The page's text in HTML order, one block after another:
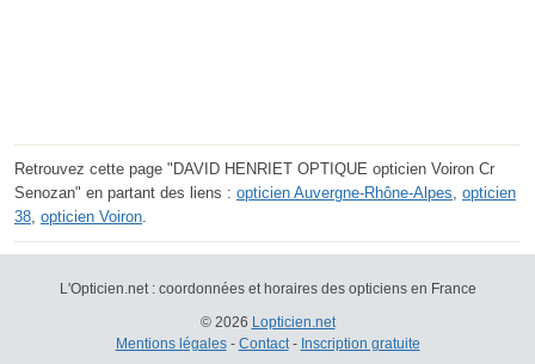
Retrouvez cette page "DAVID HENRIET OPTIQUE opticien Voiron Cr
Senozan" en partant des liens : opticien Auvergne-Rhône-Alpes opticien
38 opticien Voiron
L'Opticien.net : coordonnées et horaires des opticiens en France
© 2026 Lopticien.net
Mentions légales- Contact- Inscription gratuite